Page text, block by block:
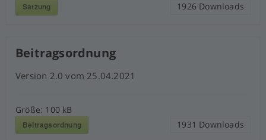
Satzung 1926 Downloads
Beitragsordnung
Version 2.0 vom 25.04.2021
Größe: 100 kB
Beitragsordnung 1931 Downloads